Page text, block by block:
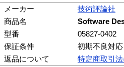
メーカー
技術評論社
商品名
Software
型番
05827-0402
保証条件
初期不良対
返品について
特定商取引